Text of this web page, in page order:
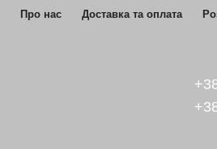
Про нас Доставка та оплата